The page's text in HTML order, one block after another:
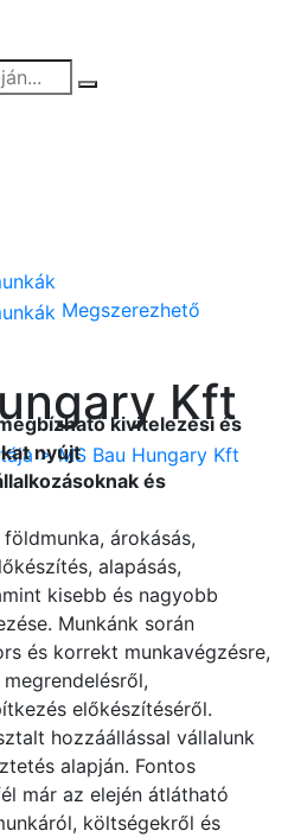
Megszerezhető
Kft
> MS Bau Hungary Kft
kivitelezési és
nyújt
és
árokásás,
alapásás,
kisebb és nagyobb
Munkánk során
és korrekt munkavégzésre,
előkészítéséről.
hozzáállással vállalunk
alapján. Fontos
már az elején átlátható
költségekről és